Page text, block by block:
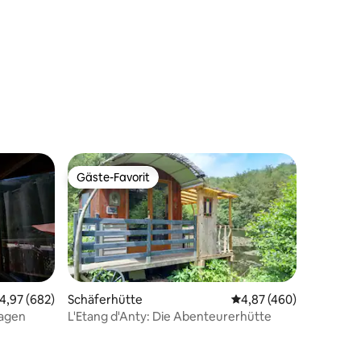
Bewertung: 4,97 von 5, 682 Bewertungen
4,97 (682)
Gäste-Favorit
Gäste-Favorit
Schäferhütte Durchschnittliche
4,87 (460)
L'Etang d'Anty: Die Abenteurerhütte